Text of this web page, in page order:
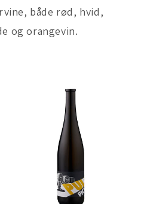
både rød, hvid,
og orangevin.